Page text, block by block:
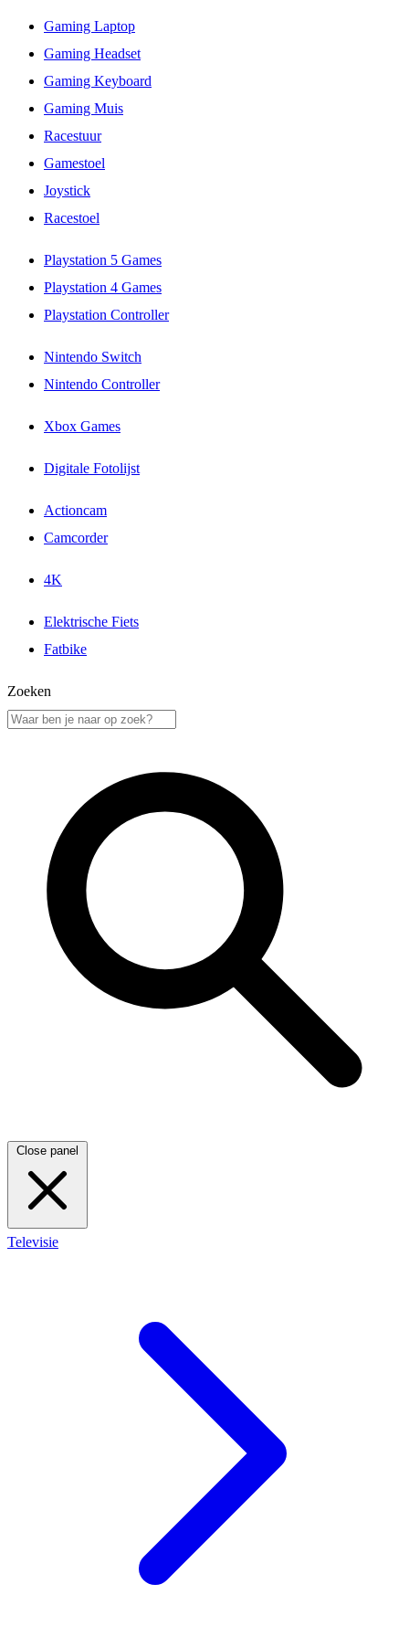
Gaming Laptop
Gaming Headset
Gaming Keyboard
Gaming Muis
Racestuur
Gamestoel
Joystick
Racestoel
Playstation 5 Games
Playstation 4 Games
Playstation Controller
Nintendo Switch
Nintendo Controller
Xbox Games
Digitale Fotolijst
Actioncam
Camcorder
4K
Elektrische Fiets
Fatbike
Zoeken
Close panel
Televisie